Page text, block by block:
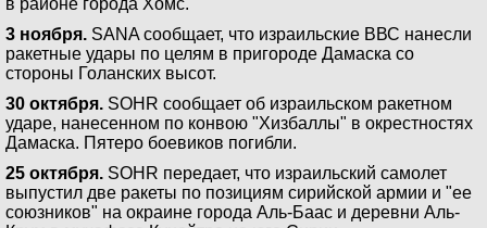
в районе города Хомс.
3 ноября. SANA сообщает, что израильские ВВС нанесли
ракетные удары по целям в пригороде Дамаска со
стороны Голанских высот.
30 октября. SOHR сообщает об израильском ракетном
ударе, нанесенном по конвою "Хизбаллы" в окрестностях
Дамаска. Пятеро боевиков погибли.
25 октября. SOHR передает, что израильский самолет
выпустил две ракеты по позициям сирийской армии и "ее
союзников" на окраине города Аль-Баас и деревни Аль-